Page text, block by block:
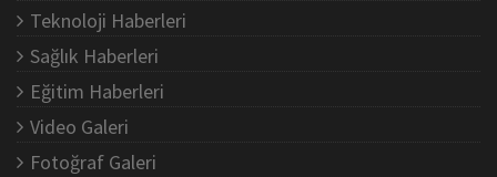
Teknoloji Haberleri
Sağlık Haberleri
Eğitim Haberleri
Video Galeri
Fotoğraf Galeri